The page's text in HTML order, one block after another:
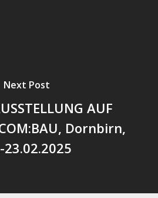
Next Post
AUF
Dornbirn,
23.02.2025